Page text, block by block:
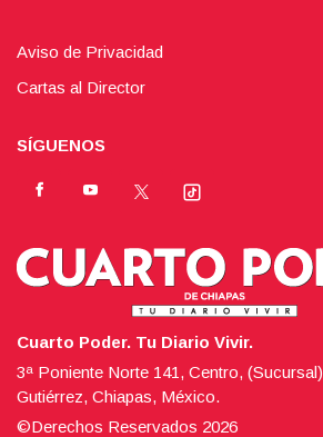
Aviso de Privacidad
Cartas al Director
SÍGUENOS
Cuarto Poder. Tu Diario Vivir.
3ª Poniente Norte 141, Centro,
Gutiérrez, Chiapas, México.
©Derechos Reservados 2026